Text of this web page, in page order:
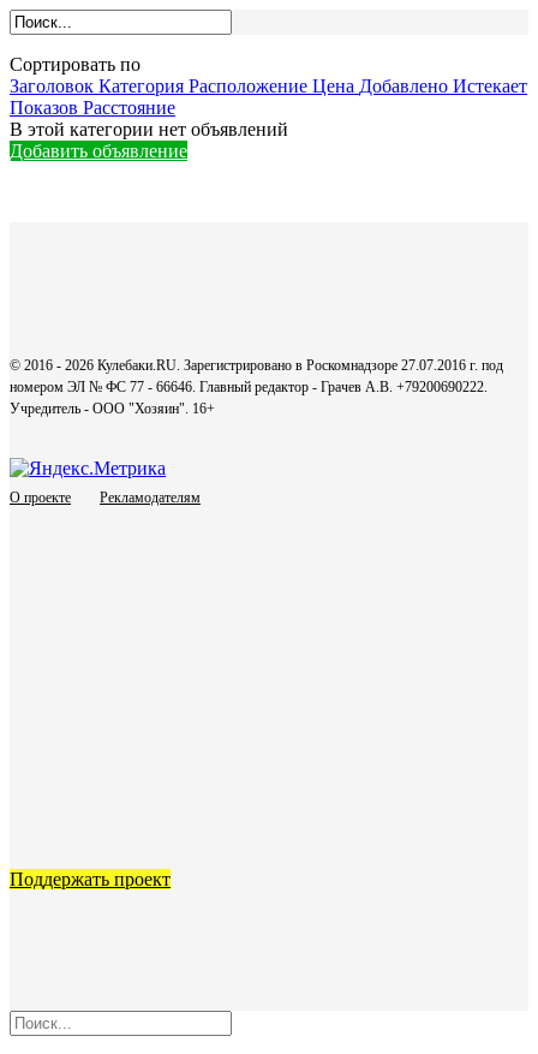
Сортировать по
Заголовок Категория Расположение Цена Добавлено Истекает
Показов Расстояние
В этой категории нет объявлений
Добавить объявление
© 2016 - 2026 Кулебаки.RU. Зарегистрировано в Роскомнадзоре 27.07.2016 г. под
номером ЭЛ № ФС 77 - 66646. Главный редактор - Грачев А.В. +79200690222.
Учредитель - ООО "Хозяин". 16+
О проекте Рекламодателям
Поддержать проект